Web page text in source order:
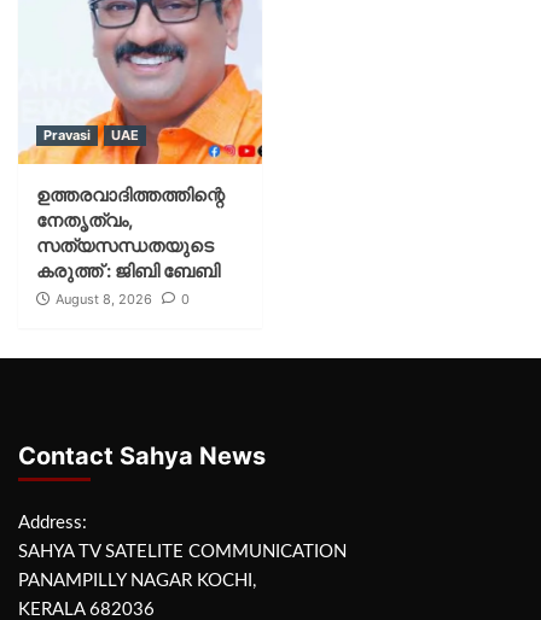
Pravasi UAE
ഉത്തരവാദിത്തത്തിന്റെ
നേതൃത്വം,
സത്യസന്ധതയുടെ
കരുത്ത് : ജിബി ബേബി
August 8, 2026 0
Contact Sahya News
Address:
SAHYA TV SATELITE COMMUNICATION
PANAMPILLY NAGAR KOCHI,
KERALA 682036